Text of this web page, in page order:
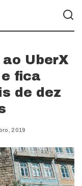
UberX
fica
de dez
2019